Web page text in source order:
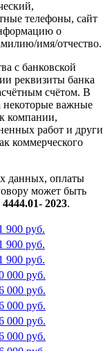
телефоны, сайт
о
имя/отчество.
с банковской
реквизиты банка
счётом. В
некоторые важные
компании,
работ и
коммерческого
данных, оплаты
может быть
2023.
900 руб.
900 руб.
900 руб.
000 руб.
000 руб.
000 руб.
000 руб.
000 руб.